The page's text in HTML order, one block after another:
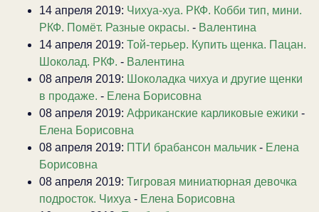
14 апреля 2019: Чихуа-хуа. РКФ. Кобби тип, мини.
РКФ. Помёт. Разные окрасы. - Валентина
14 апреля 2019: Той-терьер. Купить щенка. Пацан.
Шоколад. РКФ. - Валентина
08 апреля 2019: Шоколадка чихуа и другие щенки
в продаже. - Елена Борисовна
08 апреля 2019: Африканские карликовые ежики -
Елена Борисовна
08 апреля 2019: ПТИ брабансон мальчик - Елена
Борисовна
08 апреля 2019: Тигровая миниатюрная девочка
подросток. Чихуа - Елена Борисовна